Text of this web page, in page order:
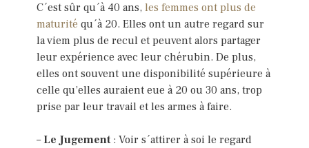
C´est sûr qu´à 40 ans, les femmes ont plus de
maturité qu´à 20. Elles ont un autre regard sur
la viem plus de recul et peuvent alors partager
leur expérience avec leur chérubin. De plus,
elles ont souvent une disponibilité supérieure à
celle qu’elles auraient eue à 20 ou 30 ans, trop
prise par leur travail et les armes à faire.
– Le Jugement: Voir s´attirer à soi le regard